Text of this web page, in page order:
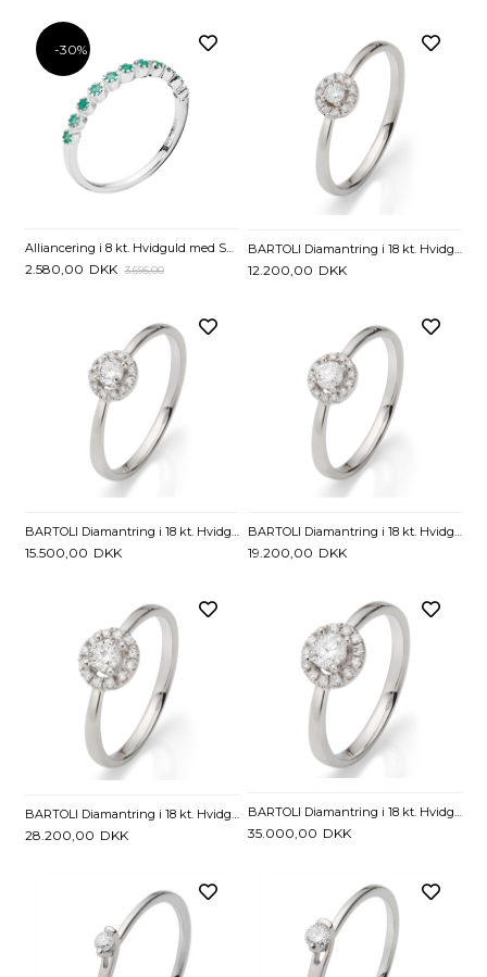
-30%
Alliancering i 8 kt. Hvidguld med Smaragd
2.580,00 DKK 3.695,00 12.200,00 DKK
BARTOLI Diamantring i 18 kt. Hvidguld med Diamanter - 0,17 ct.
15.500,00 DKK
BARTOLI Diamantring i 18 kt. Hvidguld med Diamanter - 0,23 ct
19.200,00 DKK
BARTOLI Diamantring i 18 kt. Hvidguld med Diamanter - 0,30 ct.
28.200,00 DKK
BARTOLI Diamantring i 18 kt. Hvidguld med Diamanter - 0,35 ct
35.000,00 DKK